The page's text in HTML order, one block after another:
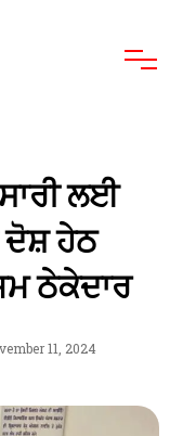
ਲਈ
ਦੋਸ਼ ਹੇਠ
ਠੇਕੇਦਾਰ
11, 2024